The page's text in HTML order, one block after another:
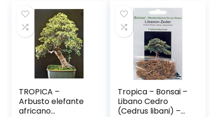
TROPICA –
Arbusto elefante
africano
Tropica – Bonsai –
Libano Cedro
(Cedrus libani) –